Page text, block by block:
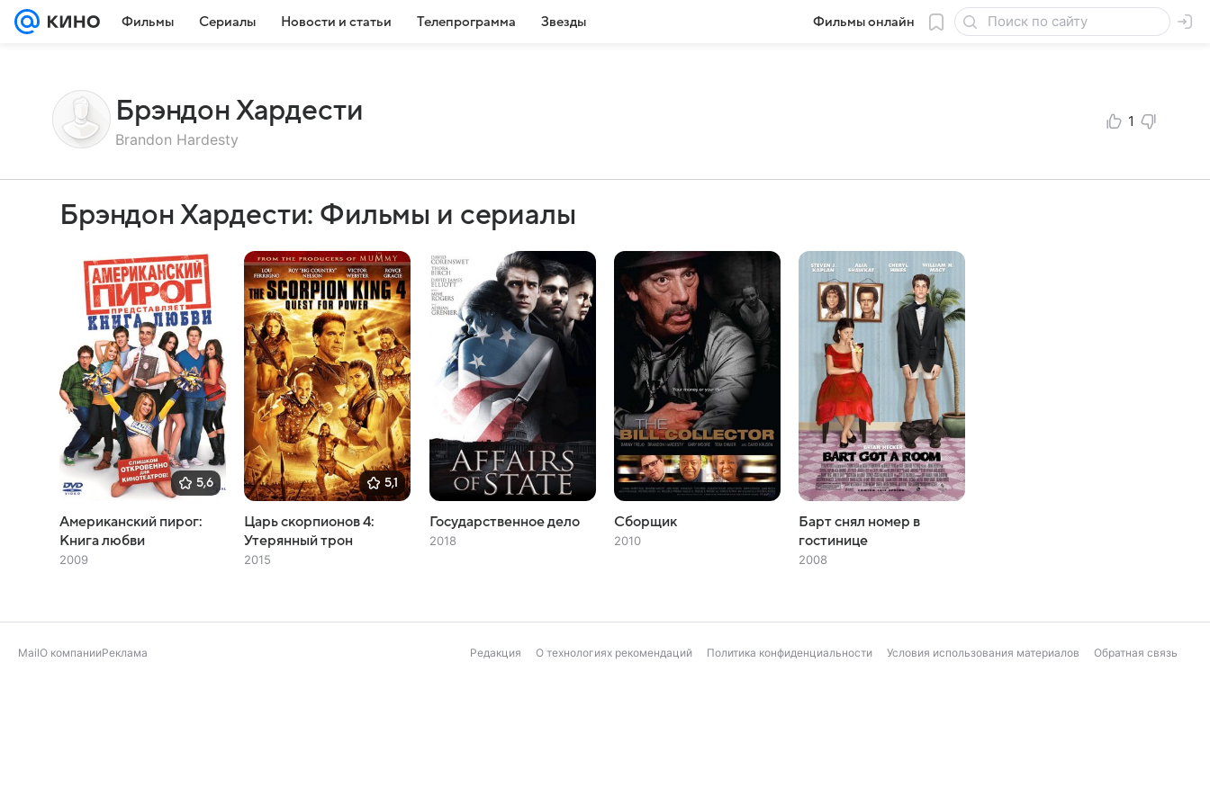
Фильмы Сериалы Новости и статьи Телепрограмма Звезды Фильмы онлайн
Брэндон Хардести
Brandon Hardesty
1
Брэндон Хардести: Фильмы и сериалы
5,6
Американский пирог:
Книга любви
2009
5,1
Царь скорпионов 4:
Утерянный трон
2015
Государственное дело
2018
Сборщик
2010
Барт снял номер в
гостинице
2008
MailО компанииРеклама Редакция О технологиях рекомендаций Политика конфиденциальности Условия использования материалов Обратная связь